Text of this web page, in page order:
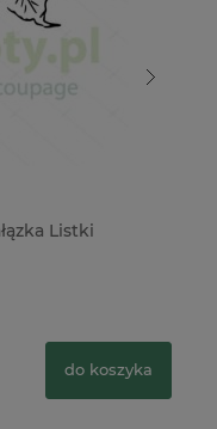
Listki
do koszyka